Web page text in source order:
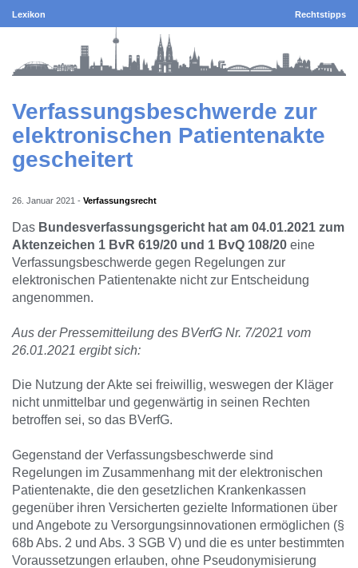
Lexikon Rechtstipps
Verfassungsbeschwerde zur
elektronischen Patientenakte
gescheitert
26. Januar 2021 - Verfassungsrecht
Das Bundesverfassungsgericht hat am 04.01.2021 zum
Aktenzeichen 1 BvR 619/20 und 1 BvQ 108/20 eine
Verfassungsbeschwerde gegen Regelungen zur
elektronischen Patientenakte nicht zur Entscheidung
angenommen.
Aus der Pressemitteilung des BVerfG Nr. 7/2021 vom
26.01.2021 ergibt sich:
Die Nutzung der Akte sei freiwillig, weswegen der Kläger
nicht unmittelbar und gegenwärtig in seinen Rechten
betroffen sei, so das BVerfG.
Gegenstand der Verfassungsbeschwerde sind
Regelungen im Zusammenhang mit der elektronischen
Patientenakte, die den gesetzlichen Krankenkassen
gegenüber ihren Versicherten gezielte Informationen über
und Angebote zu Versorgungsinnovationen ermöglichen (§
68b Abs. 2 und Abs. 3 SGB V) und die es unter bestimmten
Voraussetzungen erlauben, ohne Pseudonymisierung